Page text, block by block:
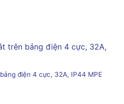
điện 4 cực, 32A, IP44 MPE